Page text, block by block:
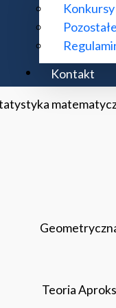
Kontakt
Teoria